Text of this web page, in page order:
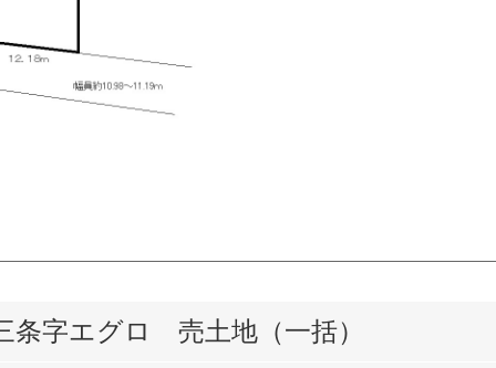
条字エグロ 売土地（一括）